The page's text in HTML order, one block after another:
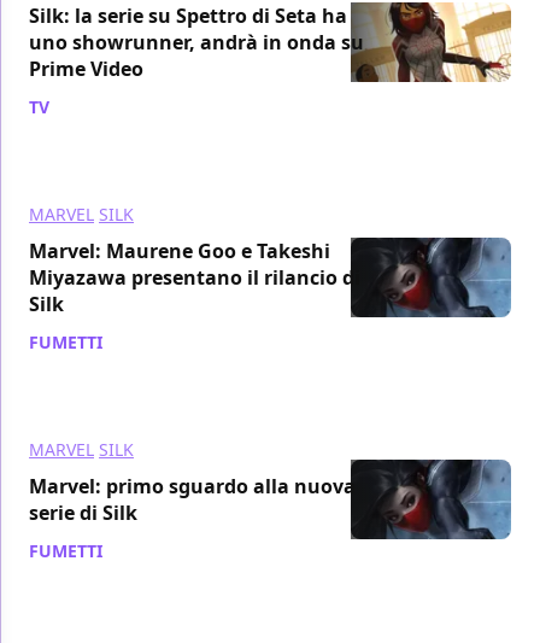
Silk: la serie su Spettro di Seta ha
uno showrunner, andrà in onda su
Prime Video
TV
MARVEL SILK
Marvel: Maurene Goo e Takeshi
Miyazawa presentano il rilancio di
Silk
FUMETTI
MARVEL SILK
Marvel: primo sguardo alla nuova
serie di Silk
FUMETTI